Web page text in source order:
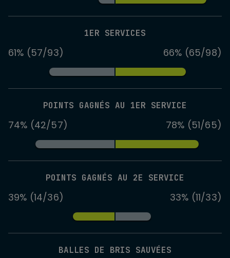
1ER SERVICES
61% (57/93) 66% (65/98)
POINTS GAGNÉS AU 1ER SERVICE
74% (42/57) 78% (51/65)
POINTS GAGNÉS AU 2E SERVICE
39% (14/36) 33% (11/33)
BALLES DE BRIS SAUVÉES